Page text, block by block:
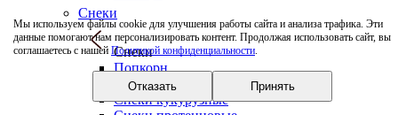
Мы используем файлы cookie для улучшения работы сайта и анализа трафика. Эти
данные помогают нам персонализировать контент. Продолжая использовать сайт, вы
соглашаетесь с нашей Политикой конфиденциальности.
Отказать Принять
Снеки
Снеки
Попкорн
Снеки картофельные
Снеки кукурузные